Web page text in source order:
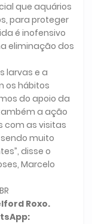
que aquários
para proteger
é inofensivo
eliminação dos
larvas e a
os hábitos
do apoio da
a ação
com as visitas
muito
disse o
Marcelo
Roxo.